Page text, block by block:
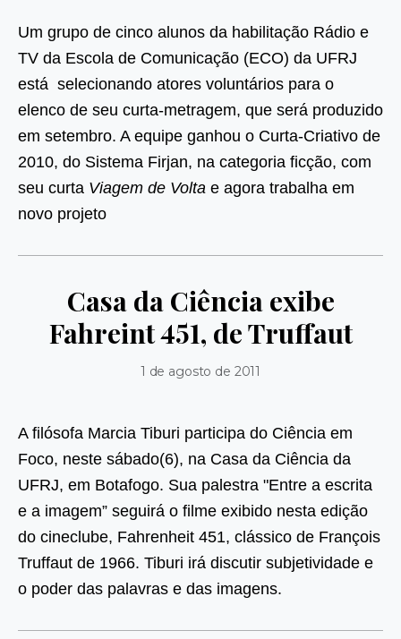
Um grupo de cinco alunos da habilitação Rádio e
TV da Escola de Comunicação (ECO) da UFRJ
está selecionando atores voluntários para o
elenco de seu curta-metragem, que será produzido
em setembro. A equipe ganhou o Curta-Criativo de
2010, do Sistema Firjan, na categoria ficção, com
seu curta Viagem de Volta e agora trabalha em
novo projeto
Casa da Ciência exibe
Fahreint 451, de Truffaut
1 de agosto de 2011
A filósofa Marcia Tiburi participa do Ciência em
Foco, neste sábado(6), na Casa da Ciência da
UFRJ, em Botafogo. Sua palestra "Entre a escrita
e a imagem” seguirá o filme exibido nesta edição
do cineclube, Fahrenheit 451, clássico de François
Truffaut de 1966. Tiburi irá discutir subjetividade e
o poder das palavras e das imagens.